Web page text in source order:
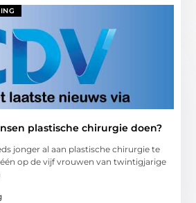
plastische chirurgie doen?
jonger al aan plastische chirurgie te
op de vijf vrouwen van twintigjarige